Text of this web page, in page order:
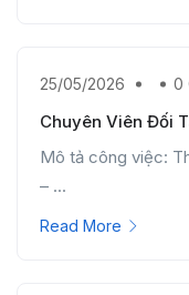
25/05/2026 0
Chuyên Viên Đối
Mô tả công việc:
– ...
Read More